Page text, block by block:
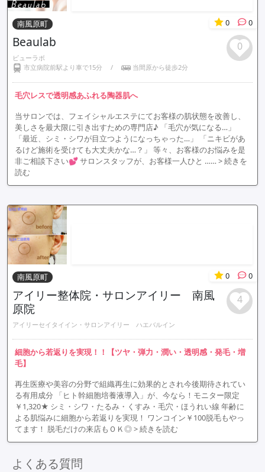
南風原町 0 0
Beaulab
ビューラボ
市立病院前駅より車で15分
/ 当間原から徒歩2分
0
毛穴レスで透明感あふれる陶器肌へ
当サロンでは、フェイシャルエステにてお客様の肌状態を改善し、
美しさを最大限に引き出すための専門店♪ 「毛穴が気になる…」
「最近、シミ・シワが目立つようになっちゃった…」 「ニキビがあ
るけど施術を受けても大丈夫かな…？」 等々、お客様のお悩みを是
非ご相談下さい💕 サロンスタッフが、お客様一人ひと …… > 続きを
読む
南風原町 0 0
アイリー整体院・サロンアイリー 南風
原院
アイリーセイタイイン・サロンアイリー ハエバルイン
4
細胞から若返りを実現！！【ツヤ・弾力・潤い・透明感・発毛・増
毛】
再生医療や美容の分野で組織再生に効果的とされ今後期待されてい
る有用成分 「ヒト幹細胞培養液導入」が、今なら！モニター限定
￥1,320★ シミ・シワ・たるみ・くすみ・毛穴・ほうれい線 年齢に
よる肌悩みに細胞から若返りを実現！ ワンコイン￥100脱毛もやっ
てます！ 脱毛だけの来店もＯＫ◎> 続きを読む
よくある質問